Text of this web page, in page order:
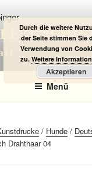
Menü
/ Hunde /
Drahthaar 04
Durch die weitere
der Seite stimmen Sie
Verwendung von
zu. Weitere
Akzeptieren